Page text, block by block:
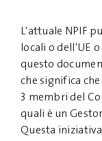
L'attuale NPIF
locali o dell'UE
questo
che significa
3 membri del
quali è un
Questa